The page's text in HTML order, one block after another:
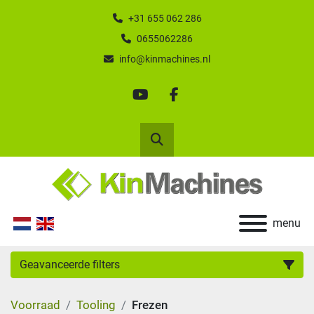
+31 655 062 286
0655062286
info@kinmachines.nl
youtubefacebook
Zoek
menu
Geavanceerde filters
Categorie
Voorraad Tooling Frezen